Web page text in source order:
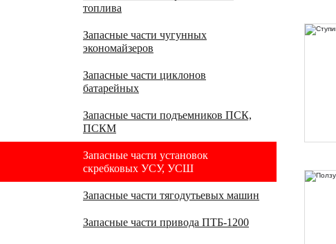
топлива
Запасные части чугунных
экономайзеров
Запасные части циклонов
батарейных
Запасные части подъемников ПСК,
ПСКМ
Запасные части установок
скребковых УСУ, УСШ
Запасные части тягодутьевых машин
Запасные части привода ПТБ-1200